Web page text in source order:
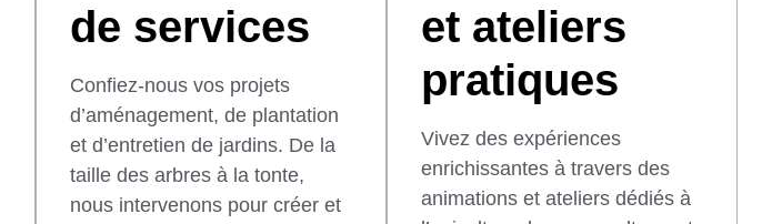
de services
Confiez-nous vos projets
d’aménagement, de plantation
et d’entretien de jardins. De la
taille des arbres à la tonte,
nous intervenons pour créer et
et ateliers
pratiques
Vivez des expériences
enrichissantes à travers des
animations et ateliers dédiés à